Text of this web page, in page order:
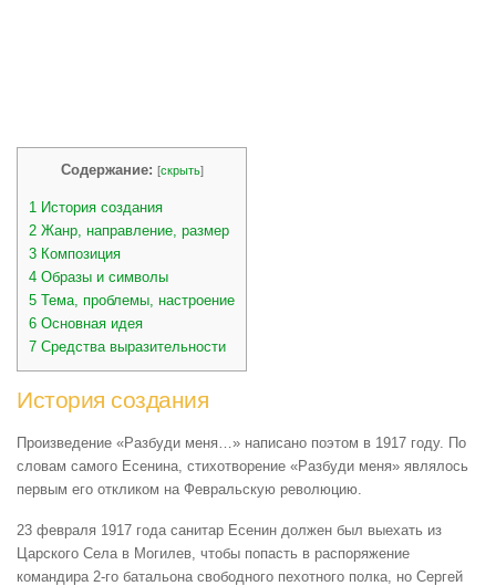
Содержание: [скрыть]
1
История создания
2 Жанр, направление, размер
3 Композиция
4 Образы и символы
5 Тема, проблемы, настроение
6 Основная идея
7 Средства выразительности
История создания
Произведение «Разбуди меня…» написано поэтом в 1917 году. По
словам самого Есенина, стихотворение «Разбуди меня» являлось
первым его откликом на Февральскую революцию.
23 февраля 1917 года санитар Есенин должен был выехать из
Царского Села в Могилев, чтобы попасть в распоряжение
командира 2-го батальона свободного пехотного полка, но Сергей